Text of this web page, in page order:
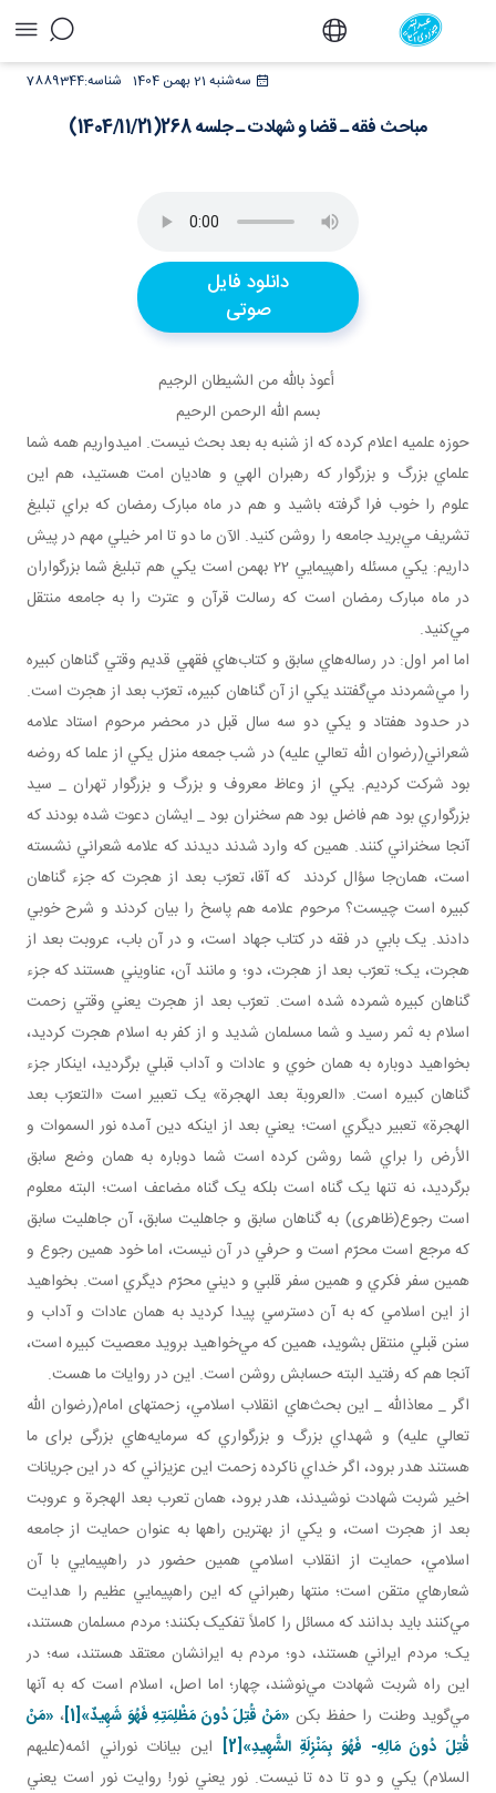
مباحث فقه ـ قضا و شهادت ـ جلسه
سه‌شنبه 21 بهمن 1404 7889344شناسه:
مباحث فقه ـ قضا و شهادت ـ جلسه 268(1404/11/21)
دانلود فایل
صوتی
أعوذ بالله من الشيطان الرجيم
بسم الله الرحمن الرحيم
حوزه علميه اعلام کرده که از شنبه به بعد بحث نيست. اميدواريم همه شما
علماي بزرگ و بزرگوار که رهبران الهي و هاديان امت هستيد، هم اين
علوم را خوب فرا گرفته باشيد و هم در ماه مبارک رمضان که براي تبليغ
تشريف مي‌بريد جامعه را روشن کنيد. الآن ما دو تا امر خيلي مهم در پيش
داريم: يکي مسئله راهپيمايي 22 بهمن است يکي هم تبليغ شما بزرگواران
در ماه مبارک رمضان است که رسالت قرآن و عترت را به جامعه منتقل
مي‌کنيد.
اما امر اول: در رساله‌هاي سابق و کتاب‌هاي فقهي قديم وقتي گناهان کبيره
را مي‌شمردند مي‌گفتند يکي از آن گناهان کبيره، تعرّب بعد از هجرت است.
در حدود هفتاد و يکي دو سه سال قبل در محضر مرحوم استاد علامه
شعراني(رضوان الله تعالي عليه) در شب جمعه منزل يکي از علما که روضه
بود شرکت کرديم. يکي از وعاظ معروف و بزرگ و بزرگوار تهران _ سيد
بزرگواري بود هم فاضل بود هم سخنران بود _ ايشان دعوت شده بودند که
آنجا سخنراني کنند. همين که وارد شدند ديدند که علامه شعراني نشسته
است، همان‌جا سؤال کردند که آقا، تعرّب بعد از هجرت که جزء گناهان
کبيره است چيست؟ مرحوم علامه هم پاسخ را بيان کردند و شرح خوبي
دادند. يک بابي در فقه در کتاب جهاد است، و در آن باب، عروبت بعد از
هجرت، يک؛ تعرّب بعد از هجرت، دو؛ و مانند آن، عناويني هستند که جزء
گناهان کبيره شمرده شده است. تعرّب بعد از هجرت يعني وقتي زحمت
اسلام به ثمر رسيد و شما مسلمان شديد و از کفر به اسلام هجرت کرديد،
بخواهيد دوباره به همان خوي و عادات و آداب قبلي برگرديد، اين­کار جزء
گناهان کبيره است. «العروبة بعد الهجرة» يک تعبير است «التعرّب بعد
الهجرة» تعبير ديگري است؛ يعني بعد از اينکه دين آمده نور السموات و
الأرض را براي شما روشن کرده است شما دوباره به همان وضع سابق
برگرديد، نه تنها يک گناه است بلکه يک گناه مضاعف است؛ البته معلوم
است رجوع(ظاهری) به گناهان سابق و جاهليت سابق، آن جاهليت سابق
که مرجع است محرّم است و حرفي در آن نيست، اما خود همين رجوع و
همين سفر فکري و همين سفر قلبي و ديني محرّم ديگري است. بخواهيد
از اين اسلامي که به آن دسترسي پيدا کرديد به همان عادات و آداب و
سنن قبلي منتقل بشويد، همين که مي‌خواهيد برويد معصيت کبيره است،
آنجا هم که رفتيد البته حسابش روشن است. اين در روايات ما هست.
اگر _ معاذالله _ اين بحث‌هاي انقلاب اسلامي، زحمتهای امام(رضوان الله
تعالي عليه) و شهداي بزرگ و بزرگواري که سرمايه‌هاي بزرگی برای ما
هستند هدر برود، اگر خداي ناکرده زحمت اين عزيزاني که در اين جريانات
اخير شربت شهادت نوشيدند، هدر برود، همان تعرب بعد الهجرة و عروبت
بعد از هجرت است، و يکي از بهترين راه­ها به عنوان حمايت از جامعه
اسلامي، حمايت از انقلاب اسلامي همين حضور در راهپيمايي با آن
شعارهاي متقن است؛ منتها رهبراني که اين راهپيمايي عظيم را هدايت
مي‌کنند بايد بدانند که مسائل را کاملاً تفکيک بکنند؛ مردم مسلمان‌ هستند،
يک؛ مردم ايراني‌ هستند، دو؛ مردم به ايرانشان معتقد هستند، سه؛ در
اين راه شربت شهادت مي‌نوشند، چهار؛ اما اصل، اسلام است که به آنها
مي‌گويد وطنت را حفظ بکن «مَنْ قُتِلَ دُونَ مَظْلِمَتِهِ فَهُوَ شَهِيدٌ»
[1] ، «مَنْ
قُتِلَ دُونَ مَالِهِ- فَهُوَ بِمَنْزِلَةِ الشَّهِيدِ»
[2]
اين بيانات نوراني ائمه(عليهم
السلام) يکي و دو تا ده تا نيست. نور يعني نور! روايت نور است يعني